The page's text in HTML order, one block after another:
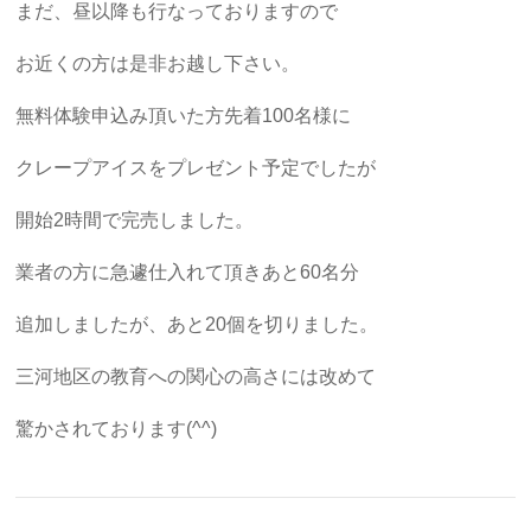
まだ、昼以降も行なっておりますので
お近くの方は是非お越し下さい。
無料体験申込み頂いた方先着100名様に
クレープアイスをプレゼント予定でしたが
開始2時間で完売しました。
業者の方に急遽仕入れて頂きあと60名分
追加しましたが、あと20個を切りました。
三河地区の教育への関心の高さには改めて
驚かされております(^^)